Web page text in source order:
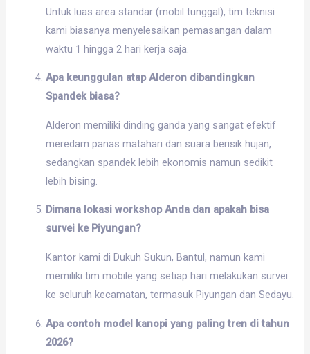
Untuk luas area standar (mobil tunggal), tim teknisi
kami biasanya menyelesaikan pemasangan dalam
waktu 1 hingga 2 hari kerja saja.
Apa keunggulan atap Alderon dibandingkan
Spandek biasa?
Alderon memiliki dinding ganda yang sangat efektif
meredam panas matahari dan suara berisik hujan,
sedangkan spandek lebih ekonomis namun sedikit
lebih bising.
Dimana lokasi workshop Anda dan apakah bisa
survei ke Piyungan?
Kantor kami di Dukuh Sukun, Bantul, namun kami
memiliki tim mobile yang setiap hari melakukan survei
ke seluruh kecamatan, termasuk Piyungan dan Sedayu.
Apa contoh model kanopi yang paling tren di tahun
2026?